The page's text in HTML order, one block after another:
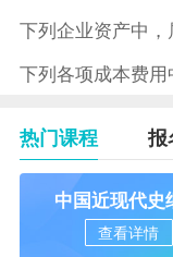
下列企业资产中
下列各项成本费用
热门课程
中国近现代史
查看详情